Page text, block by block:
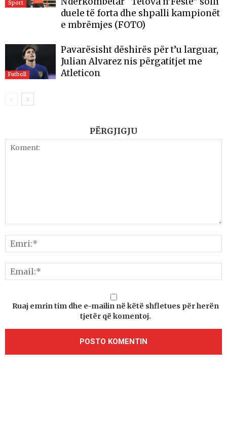
Sport
duele të forta dhe shpalli kampionët
e mbrëmjes (FOTO)
Futboll
Pavarësisht dëshirës për t’u larguar,
Julian Alvarez nis përgatitjet me
Atleticon
PËRGJIGJU
Ruaj emrin tim dhe e-mailin në këtë shfletues për herën
tjetër që komentoj.